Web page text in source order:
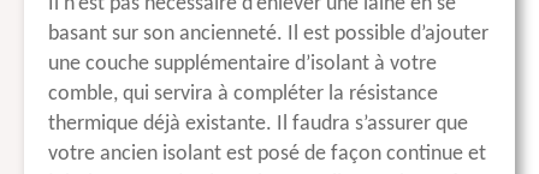
Il n’est pas nécessaire d’enlever une laine en se
basant sur son ancienneté. Il est possible d’ajouter
une couche supplémentaire d’isolant à votre
comble, qui servira à compléter la résistance
thermique déjà existante. Il faudra s’assurer que
votre ancien isolant est posé de façon continue et